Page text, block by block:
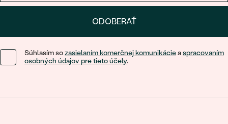
ODOBERAŤ
Súhlasím sozasielaním komerčnej komunikácieaspracovaním
osobných údajov pre tieto účely.